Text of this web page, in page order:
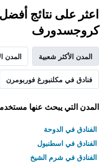
اعثر على نتائج
كروجسدورف
المدن الأكثر شعبية المدن
فنادق في مكلنبورغ فوربومرن
المدن التي يبحث عنها
الفنادق في الدوحة
الفنادق في اسطنبول
الفنادق في شرم الشيخ